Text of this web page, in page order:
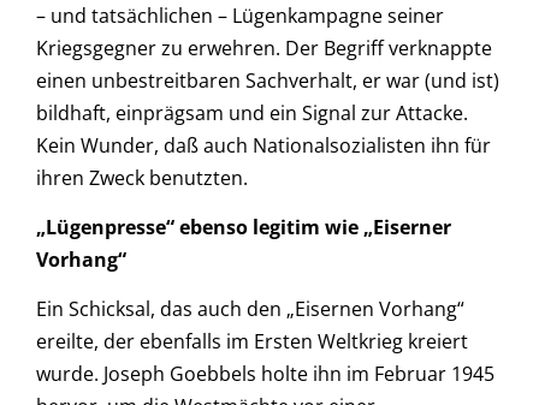
– und tatsächlichen – Lügenkampagne seiner
Kriegsgegner zu erwehren. Der Begriff verknappte
einen unbestreitbaren Sachverhalt, er war (und ist)
bildhaft, einprägsam und ein Signal zur Attacke.
Kein Wunder, daß auch Nationalsozialisten ihn für
ihren Zweck benutzten.
„Lügenpresse“ ebenso legitim wie „Eiserner
Vorhang“
Ein Schicksal, das auch den „Eisernen Vorhang“
ereilte, der ebenfalls im Ersten Weltkrieg kreiert
wurde. Joseph Goebbels holte ihn im Februar 1945